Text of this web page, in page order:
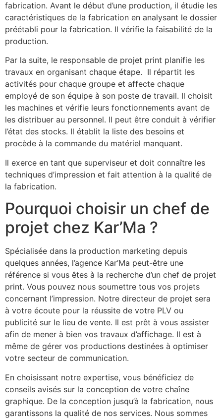
fabrication. Avant le début d’une production, il étudie les
caractéristiques de la fabrication en analysant le dossier
préétabli pour la fabrication. Il vérifie la faisabilité de la
production.
Par la suite, le responsable de projet print planifie les
travaux en organisant chaque étape. Il répartit les
activités pour chaque groupe et affecte chaque
employé de son équipe à son poste de travail. Il choisit
les machines et vérifie leurs fonctionnements avant de
les distribuer au personnel. Il peut être conduit à vérifier
l’état des stocks. Il établit la liste des besoins et
procède à la commande du matériel manquant.
Il exerce en tant que superviseur et doit connaître les
techniques d’impression et fait attention à la qualité de
la fabrication.
Pourquoi choisir un chef de
projet chez Kar’Ma ?
Spécialisée dans la production marketing depuis
quelques années, l’agence Kar’Ma peut-être une
référence si vous êtes à la recherche d’un chef de projet
print. Vous pouvez nous soumettre tous vos projets
concernant l’impression. Notre directeur de projet sera
à votre écoute pour la réussite de votre PLV ou
publicité sur le lieu de vente. Il est prêt à vous assister
afin de mener à bien vos travaux d’affichage. Il est à
même de gérer vos productions destinées à optimiser
votre secteur de communication.
En choisissant notre expertise, vous bénéficiez de
conseils avisés sur la conception de votre chaîne
graphique. De la conception jusqu’à la fabrication, nous
garantissons la qualité de nos services. Nous sommes